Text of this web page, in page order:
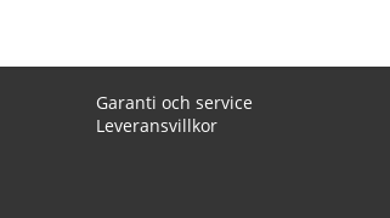
Garanti och service
Leveransvillkor